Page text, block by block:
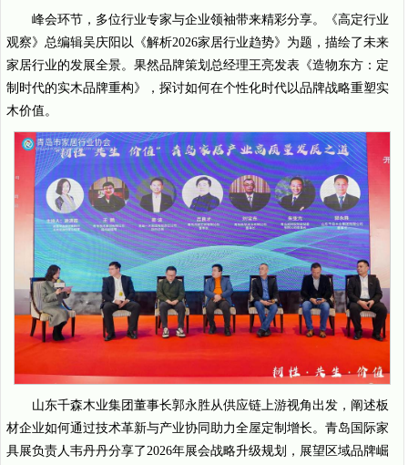
峰会环节，多位行业专家与企业领袖带来精彩分享。《高定行业
观察》总编辑吴庆阳以《解析2026家居行业趋势》为题，描绘了未来
家居行业的发展全景。果然品牌策划总经理王亮发表《造物东方：定
制时代的实木品牌重构》，探讨如何在个性化时代以品牌战略重塑实
木价值。
山东千森木业集团董事长郭永胜从供应链上游视角出发，阐述板
材企业如何通过技术革新与产业协同助力全屋定制增长。青岛国际家
具展负责人韦丹丹分享了2026年展会战略升级规划，展望区域品牌崛